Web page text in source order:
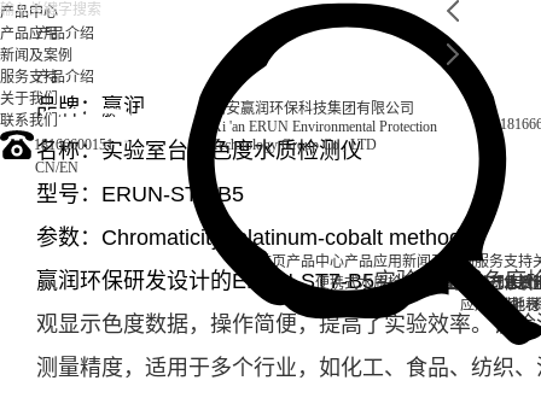
西安赢润环保科技集团有限公司
Xi 'an ERUN Environmental Protection
Technology Group Co., LTD
首页产品中心
便携式水质检测仪
实验室台式水质
试剂耗材
产品应用
循环冷却水饮
地
新闻及案例
企业资讯行业资
应用案例
服务支持
售后
产品中心
产品应用
新闻及案例
服务支持
关于我们
联系我们
18166600151
CN/EN
产品介绍
产品介绍
品牌：赢润
名称：实验室台式色度水质检测仪
型号：ERUN-ST7-B5
参数：Chromaticity (platinum-cobalt method)
赢润环保研发设计的ERUN-ST7-B5实验室台式色度
观显示色度数据，操作简便，提高了实验效率。该
测量精度，适用于多个行业，如化工、食品、纺织